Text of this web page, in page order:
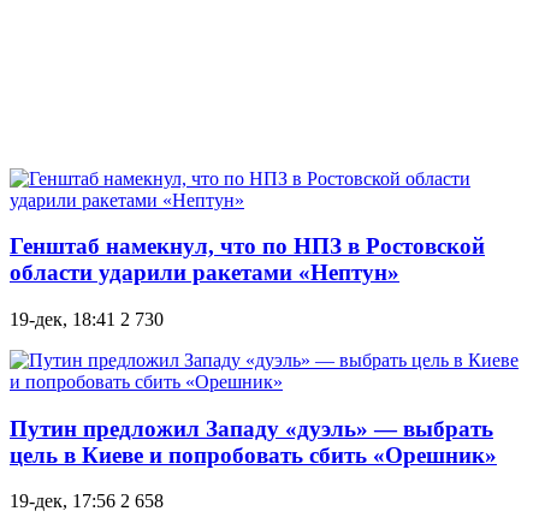
Генштаб намекнул, что по НПЗ в Ростовской
области ударили ракетами «Нептун»
19-дек, 18:41 2 730
Путин предложил Западу «дуэль» — выбрать
цель в Киеве и попробовать сбить «Орешник»
19-дек, 17:56 2 658